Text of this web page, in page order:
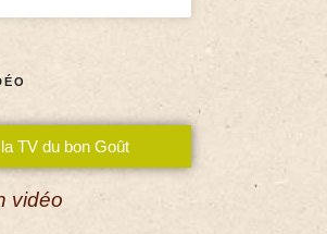
TV du bon Goût
vidéo